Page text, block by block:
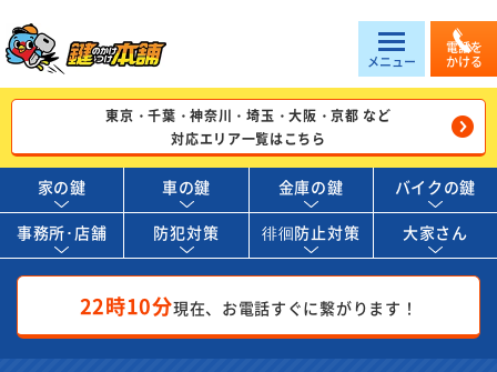
メニュー
電話を
かける
東京・千葉・神奈川・埼玉・大阪・京都 など
対応エリア一覧はこちら
家の鍵 車の鍵 金庫の鍵 バイクの鍵
事務所･店舗 防犯対策 徘徊防止対策 大家さん
22時10分現在、お電話すぐに繋がります！